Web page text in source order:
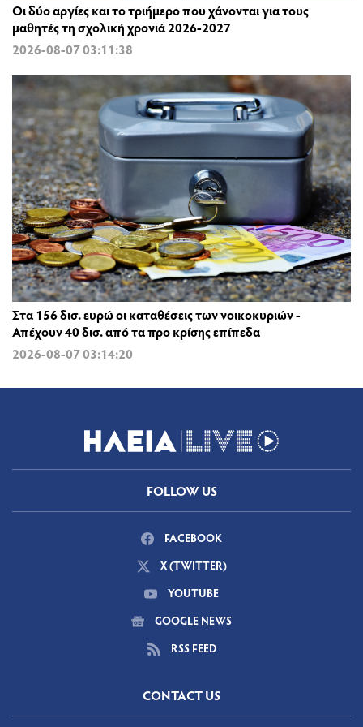
Οι δύο αργίες και το τριήμερο που χάνονται για τους
μαθητές τη σχολική χρονιά 2026-2027
2026-08-07 03:11:38
Στα 156 δισ. ευρώ οι καταθέσεις των νοικοκυριών -
Απέχουν 40 δισ. από τα προ κρίσης επίπεδα
2026-08-07 03:14:20
FOLLOW US
FACEBOOK
X (TWITTER)
YOUTUBE
GOOGLE NEWS
RSS FEED
CONTACT US